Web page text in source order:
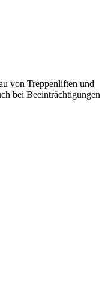
von Treppenliften und
bei Beeinträchtigungen